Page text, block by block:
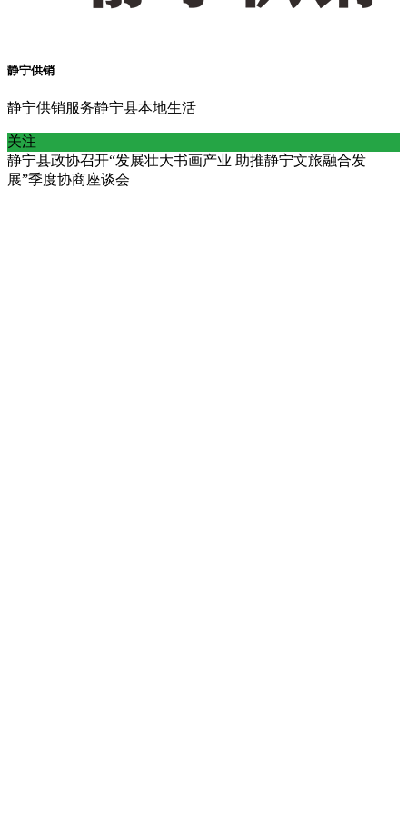
静宁供销
静宁供销服务静宁县本地生活
关注
静宁县政协召开“发展壮大书画产业 助推静宁文旅融合发
展”季度协商座谈会